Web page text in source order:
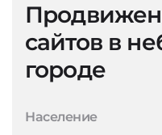
сайтов в
городе
Население